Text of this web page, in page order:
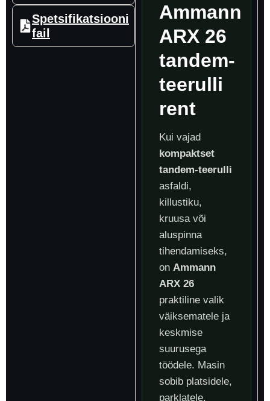
Spetsifikatsiooni
fail
Ammann
ARX 26
tandem-
teerulli
rent
Kui vajad
kompaktset
tandem-teerulli
asfaldi,
killustiku,
kruusa või
aluspinna
tihendamiseks,
on Ammann
ARX 26
praktiline valik
väiksematele ja
keskmise
suurusega
töödele. Masin
sobib platsidele,
parklatele,